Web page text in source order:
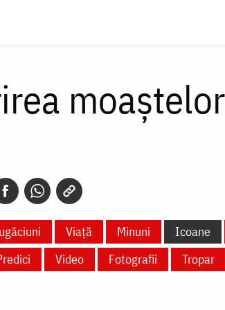
Viață Minuni Icoane
Video Fotografii Tropar